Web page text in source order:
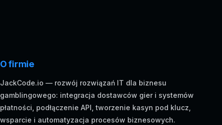
O firmie
JackCode.io — rozwój rozwiązań IT dla biznesu
gamblingowego: integracja dostawców gier i systemów
płatności, podłączenie API, tworzenie kasyn pod klucz,
wsparcie i automatyzacja procesów biznesowych.